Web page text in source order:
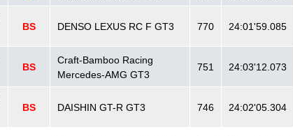
BS DENSO LEXUS RC F GT3 770 24:01'59.085
BS
Craft-Bamboo Racing
Mercedes-AMG GT3
751 24:03'12.073
BS DAISHIN GT-R GT3 746 24:02'05.304